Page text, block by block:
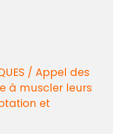
/ Appel des
à muscler leurs
et